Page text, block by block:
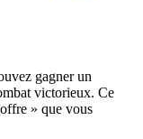
gagner un
victorieux. Ce
» que vous